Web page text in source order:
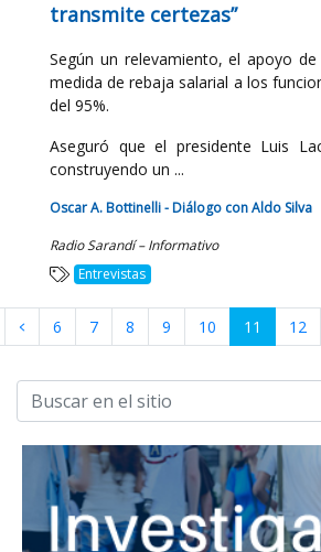
transmite certezas”
Según un relevamiento, el apoyo
medida de rebaja salarial a los
del 95%.
Aseguró que el presidente Luis
construyendo un ...
Oscar A. Bottinelli - Diálogo con Aldo Silva
Radio Sarandí – Informativo
Entrevistas
6 7 8 9 10 11 12